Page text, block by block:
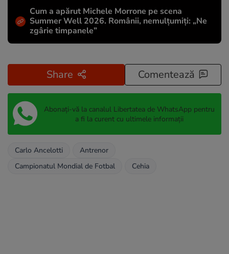
Cum a apărut Michele Morrone pe scena
Summer Well 2026. Românii, nemulțumiți: „Ne
zgârie timpanele”
Share Comentează
Abonați-vă la canalul Libertatea de WhatsApp pentru
a fi la curent cu ultimele informații
Carlo Ancelotti
Antrenor
Campionatul Mondial de Fotbal
Cehia